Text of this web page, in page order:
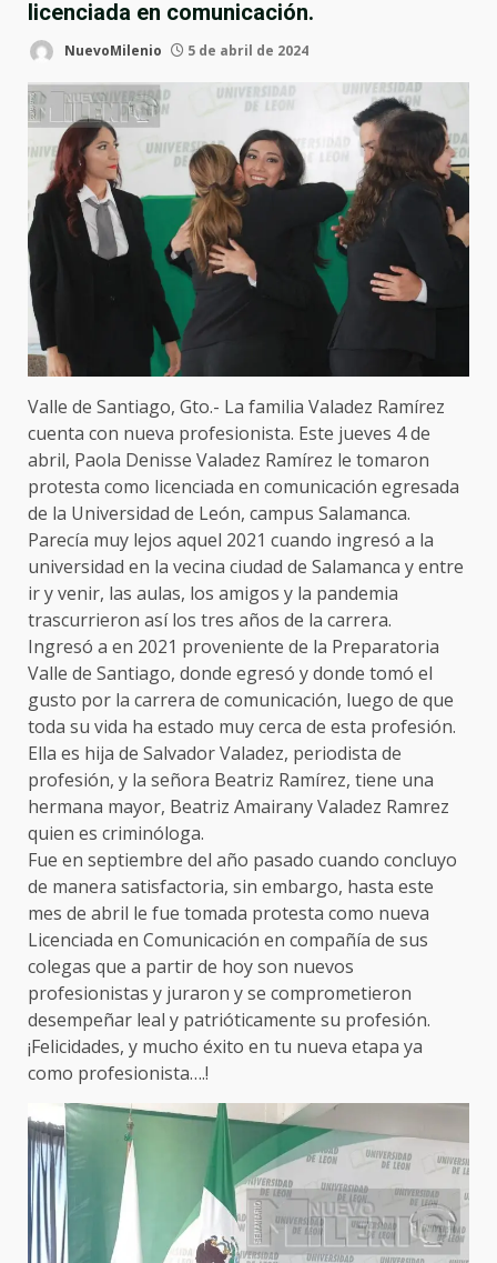
licenciada en comunicación.
NuevoMilenio 5 de abril de 2024
Valle de Santiago, Gto.- La familia Valadez Ramírez
cuenta con nueva profesionista. Este jueves 4 de
abril, Paola Denisse Valadez Ramírez le tomaron
protesta como licenciada en comunicación egresada
de la Universidad de León, campus Salamanca.
Parecía muy lejos aquel 2021 cuando ingresó a la
universidad en la vecina ciudad de Salamanca y entre
ir y venir, las aulas, los amigos y la pandemia
trascurrieron así los tres años de la carrera.
Ingresó a en 2021 proveniente de la Preparatoria
Valle de Santiago, donde egresó y donde tomó el
gusto por la carrera de comunicación, luego de que
toda su vida ha estado muy cerca de esta profesión.
Ella es hija de Salvador Valadez, periodista de
profesión, y la señora Beatriz Ramírez, tiene una
hermana mayor, Beatriz Amairany Valadez Ramrez
quien es criminóloga.
Fue en septiembre del año pasado cuando concluyo
de manera satisfactoria, sin embargo, hasta este
mes de abril le fue tomada protesta como nueva
Licenciada en Comunicación en compañía de sus
colegas que a partir de hoy son nuevos
profesionistas y juraron y se comprometieron
desempeñar leal y patrióticamente su profesión.
¡Felicidades, y mucho éxito en tu nueva etapa ya
como profesionista….!